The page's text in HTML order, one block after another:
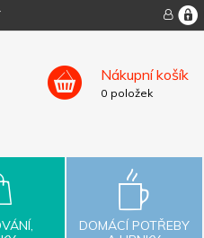
Nákupní košík
0 položek
DOMÁCÍ POTŘEBY